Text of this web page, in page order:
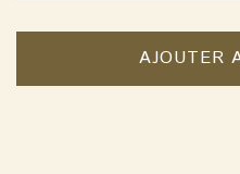
AJOUTER